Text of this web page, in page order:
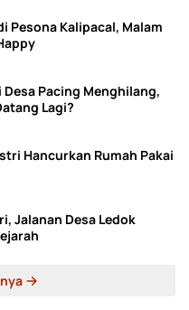
Pesona Kalipacal, Malam
Pacing Menghilang,
Lagi?
Hancurkan Rumah Pakai
Jalanan Desa Ledok